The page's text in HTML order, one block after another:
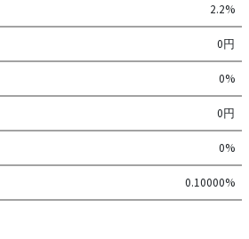
2.2%
0円
0%
0円
0%
0.10000%